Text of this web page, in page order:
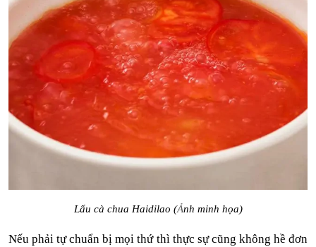
Lẩu cà chua Haidilao (Ảnh minh họa)
Nếu phải tự chuẩn bị mọi thứ thì thực sự cũng không hề đơn